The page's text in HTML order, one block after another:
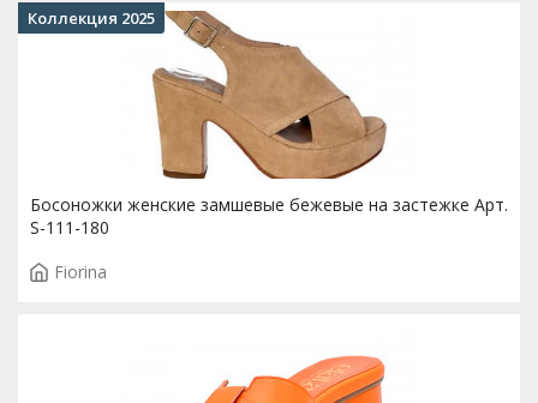
Босоножки женские замшевые бежевые на застежке Арт.
S-111-180
Fiorina
Коллекция 2025